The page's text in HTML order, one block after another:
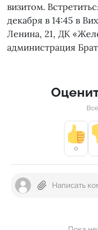
визитом.
декабря в 14:45 в
Ленина, 21, ДК
администрация
0